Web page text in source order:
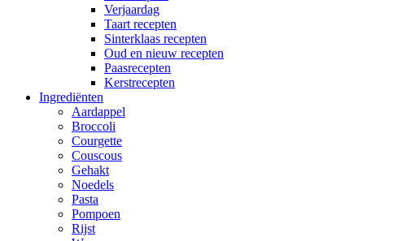
Verjaardag
Taart recepten
Sinterklaas recepten
Oud en nieuw recepten
Paasrecepten
Kerstrecepten
Ingrediënten
Aardappel
Broccoli
Courgette
Couscous
Gehakt
Noedels
Pasta
Pompoen
Rijst